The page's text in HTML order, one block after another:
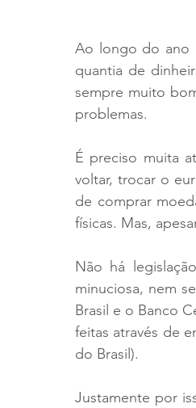
Ao longo do ano
quantia de
sempre muito
problemas.
É preciso muita
voltar, trocar o
de comprar
físicas. Mas,
Não há
minuciosa, nem
Brasil e o Banco
feitas através de
do Brasil).
Justamente por